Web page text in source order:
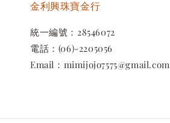
金利興珠寶金行
統一編號：28546072
電話：(06)-2205056
Email：mimijojo7575@gmail.com